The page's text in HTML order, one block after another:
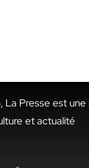
La Presse est
et actualité